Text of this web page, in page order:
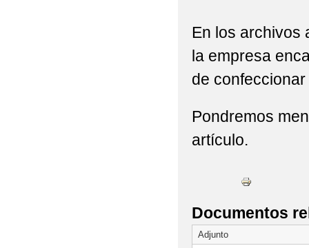
En los archivos
la empresa
de
Pondremos
artículo.
Documentos
Adjunto